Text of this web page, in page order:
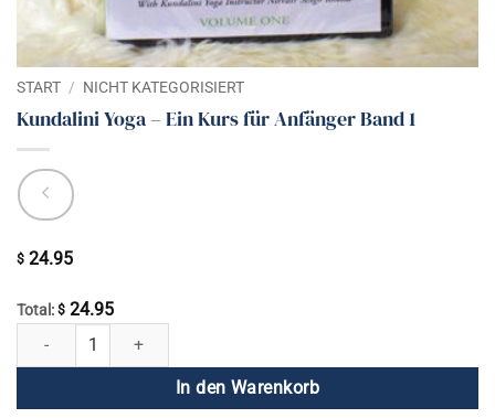
START / NICHT KATEGORISIERT
Kundalini Yoga – Ein Kurs für Anfänger Band 1
$ 24.95
Total: $ 24.95
Kundalini Yoga - Ein Kurs für Anfänger Band 1 Menge
In den Warenkorb